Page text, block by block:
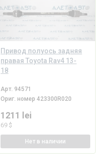
Привод полуось задняя
правая Toyota Rav4 13-
18
Арт. 94571
Ориг. номер423300R020
1211 lei
69 $
Нет в наличии